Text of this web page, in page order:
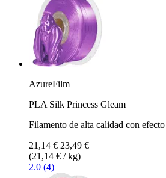
AzureFilm
PLA Silk Princess Gleam
Filamento de alta calidad con efecto
21,14 € 23,49 €
(21,14 € / kg)
2.0 (4)